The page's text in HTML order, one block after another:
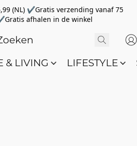
(NL) ✔Gratis verzending vanaf 75
afhalen in de winkel
& LIVING LIFESTYLE